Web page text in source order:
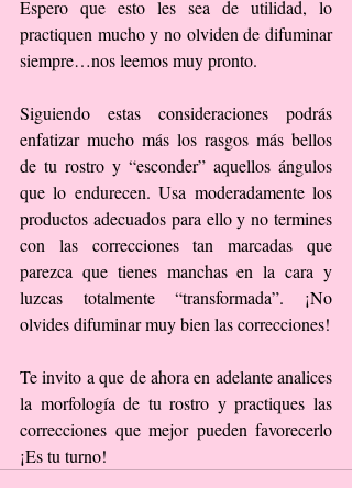
Espero que esto les sea de utilidad, lo
practiquen mucho y no olviden de difuminar
siempre…nos leemos muy pronto.
Siguiendo estas consideraciones podrás
enfatizar mucho más los rasgos más bellos
de tu rostro y “esconder” aquellos ángulos
que lo endurecen. Usa moderadamente los
productos adecuados para ello y no termines
con las correcciones tan marcadas que
parezca que tienes manchas en la cara y
luzcas totalmente “transformada”. ¡No
olvides difuminar muy bien las correcciones!
Te invito a que de ahora en adelante analices
la morfología de tu rostro y practiques las
correcciones que mejor pueden favorecerlo
¡Es tu turno!